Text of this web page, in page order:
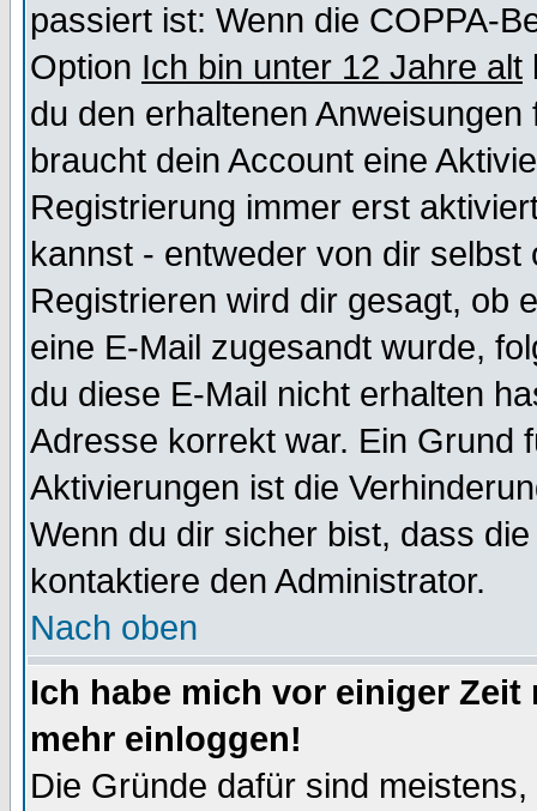
passiert ist: Wenn die COPPA-
Option Ich bin unter 12 Jahre alt
du den erhaltenen
braucht dein Account eine
Registrierung immer erst
kannst - entweder von dir selbst
Registrieren wird dir gesagt, ob
eine E-Mail zugesandt wurde,
du diese E-Mail nicht erhalten
Adresse korrekt war. Ein Grund
Aktivierungen ist die
Wenn du dir sicher bist, dass
kontaktiere den Administrator.
Nach oben
Ich habe mich vor einiger
mehr einloggen!
Die Gründe dafür sind